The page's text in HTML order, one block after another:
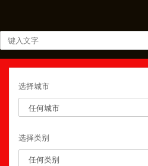
选择城市
选择类别